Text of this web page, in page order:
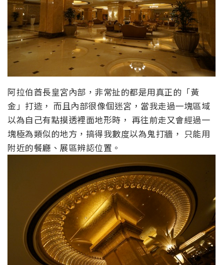
阿拉伯酋長皇宮內部，非常扯的都是用真正的「黃
金」打造， 而且內部很像個迷宮，當我走過一塊區域
以為自己有點摸透裡面地形時， 再往前走又會經過一
塊極為類似的地方，搞得我數度以為鬼打牆， 只能用
附近的餐廳、展區辨認位置。